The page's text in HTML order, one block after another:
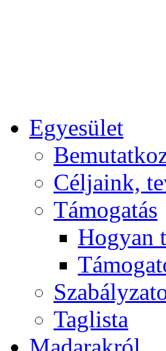
Egyesület
Céljaink,
Támogatás
Hogyan
Taglista